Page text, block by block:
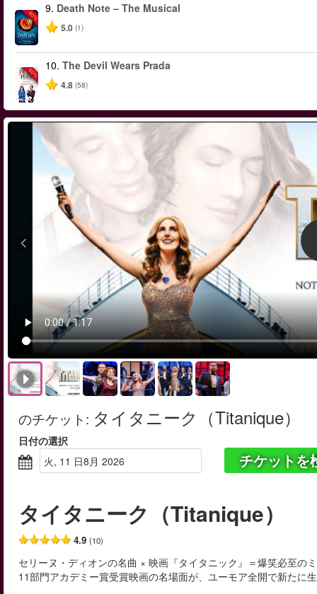
-40%
9. Death Note – The Musical
5.0 (1)
-50%
10. The Devil Wears Prada
4.8 (58)
のチケット: タイタニーク（Titanique）
日付の選択
火, 11 日8月 2026
チケットを
タイタニーク（Titanique）
4.9 (10)
セリーヌ・ディオンの名曲 × 映画『タイタニック』＝爆笑必至の
11部門アカデミー賞受賞映画の名場面が、ユーモア全開で新たに